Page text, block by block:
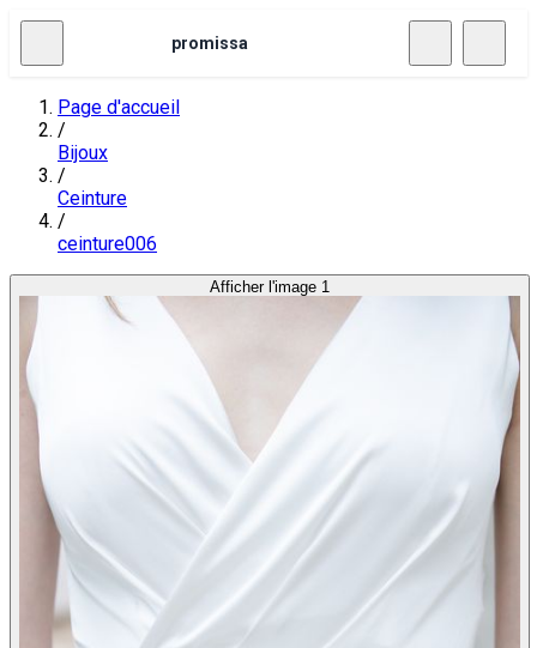
promissa
Page d'accueil
/
Bijoux
/
Ceinture
/
ceinture006
Afficher l'image 1